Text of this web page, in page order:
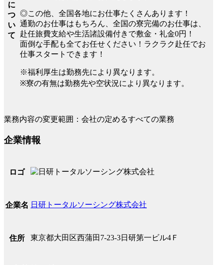
に
つ
い
て
◎この他、全国各地にお仕事たくさんあります！
通勤のお仕事はもちろん、全国の寮完備のお仕事は、
赴任旅費支給や生活諸設備付きで敷金・礼金0円！
面倒な手配も全てお任せください！ラクラク赴任でお
仕事スタートできます！
※福利厚生は勤務先により異なります。
※寮の有無は勤務先や空状況により異なります。
業務内容の変更範囲：会社の定めるすべての業務
企業情報
ロゴ
企業名 日研トータルソーシング株式会社
住所 東京都大田区西蒲田7-23-3日研第一ビル4Ｆ